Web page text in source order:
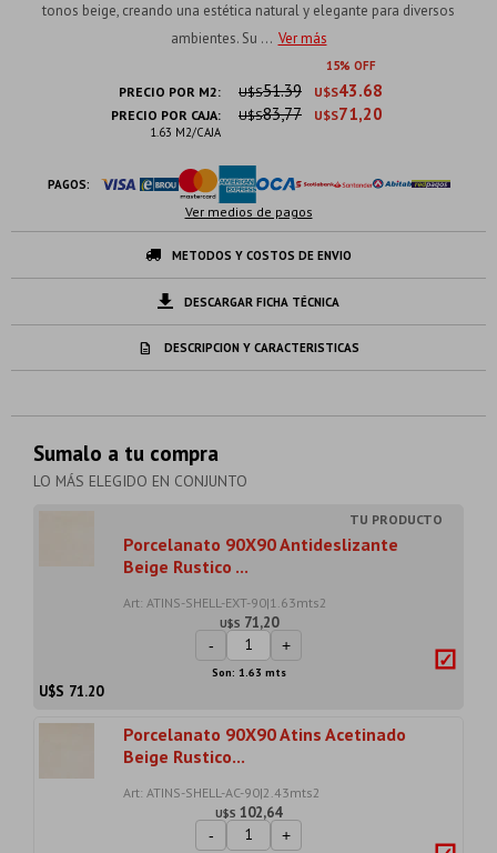
tonos beige, creando una estética natural y elegante para diversos
ambientes. Su ... Ver más
15
PRECIO POR M2: U$S43.68
U$S51.39
PRECIO POR CAJA:
1.63 M2/CAJA
U$S71,20
U$S83,77
PAGOS:
Ver medios de pagos
METODOS Y COSTOS DE ENVIO
DESCARGAR FICHA TÉCNICA
DESCRIPCION Y CARACTERISTICAS
Sumalo a tu compra
LO MÁS ELEGIDO EN CONJUNTO
Porcelanato 90X90 Antideslizante
Beige Rustico ...
Art: ATINS-SHELL-EXT-90|1.63mts2
U$S 71,20
- +
Son: 1.63 mts
U$S 71.20
Porcelanato 90X90 Atins Acetinado
Beige Rustico...
Art: ATINS-SHELL-AC-90|2.43mts2
U$S 102,64
- +